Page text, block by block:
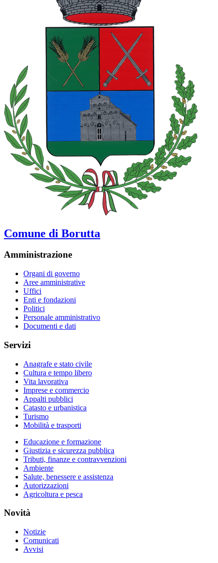
Comune di Borutta
Amministrazione
Organi di governo
Aree amministrative
Uffici
Enti e fondazioni
Politici
Personale amministrativo
Documenti e dati
Servizi
Anagrafe e stato civile
Cultura e tempo libero
Vita lavorativa
Imprese e commercio
Appalti pubblici
Catasto e urbanistica
Turismo
Mobilità e trasporti
Educazione e formazione
Giustizia e sicurezza pubblica
Tributi, finanze e contravvenzioni
Ambiente
Salute, benessere e assistenza
Autorizzazioni
Agricoltura e pesca
Novità
Notizie
Comunicati
Avvisi